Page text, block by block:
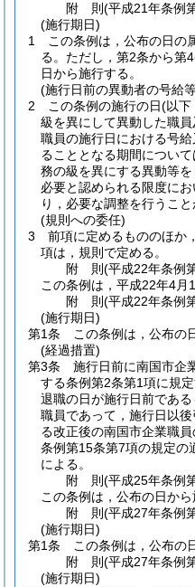
附 則(平成21年条例
(施行期日)
1
この条例は，公布の日の
る。 ただし，第2条から第
日から施行する。
(施行日前の異動者の号給
2
この条例の施行の日(以下
級を異にして異動した職
職員の施行日における号
ることとなる期間につい
務の級を異にする異動等
必要と認められる限度に
り，必要な調整を行うこと
(規則への委任)
3
前項に定めるもののほか
項は，規則で定める。
附 則(平成22年条例
この条例は，平成22年4月
附 則(平成22年条例
(施行期日)
第1条
この条例は，公布の
(経過措置)
第3条
施行日前に南国市企
する条例第2条第1項に規
退職の日が施行日前であ
職員であって，施行日以
る改正後の南国市企業職
条例第15条第7項の規定の
による。
附 則(平成25年条例
この条例は，公布の日から
附 則(平成27年条例
(施行期日)
第1条
この条例は，公布の
附 則(平成27年条例
(施行期日)